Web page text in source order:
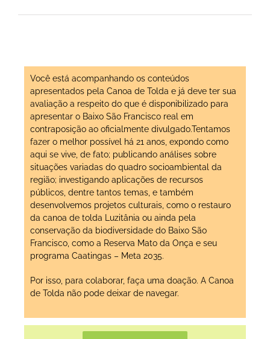
Você está acompanhando os conteúdos
apresentados pela Canoa de Tolda e já deve ter sua
avaliação a respeito do que é disponibilizado para
apresentar o Baixo São Francisco real em
contraposição ao oficialmente divulgado.Tentamos
fazer o melhor possível há 21 anos, expondo como
aqui se vive, de fato; publicando análises sobre
situações variadas do quadro socioambiental da
região; investigando aplicações de recursos
públicos, dentre tantos temas, e também
desenvolvemos projetos culturais, como o restauro
da canoa de tolda Luzitânia ou ainda pela
conservação da biodiversidade do Baixo São
Francisco, como a Reserva Mato da Onça e seu
programa Caatingas – Meta 2035.
Por isso, para colaborar, faça uma doação. A Canoa
de Tolda não pode deixar de navegar.